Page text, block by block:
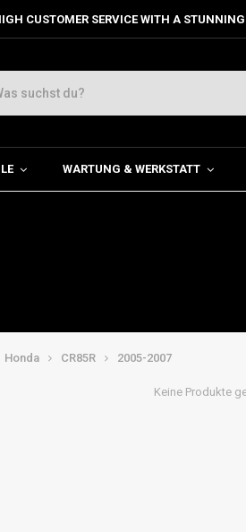
CUSTOMER SERVICE WITH A
WARTUNG & WERKSTATT
Honda CR85R 2005-2007
Keine Produkte